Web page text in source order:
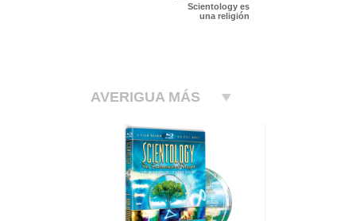
Scientology es
una religión
AVERIGUA MÁS